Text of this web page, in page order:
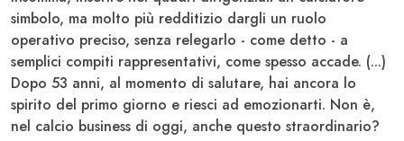
simbolo, ma molto più redditizio dargli un ruolo
operativo preciso, senza relegarlo - come detto - a
semplici compiti rappresentativi, come spesso accade. (...)
Dopo 53 anni, al momento di salutare, hai ancora lo
spirito del primo giorno e riesci ad emozionarti. Non è,
nel calcio business di oggi, anche questo straordinario?